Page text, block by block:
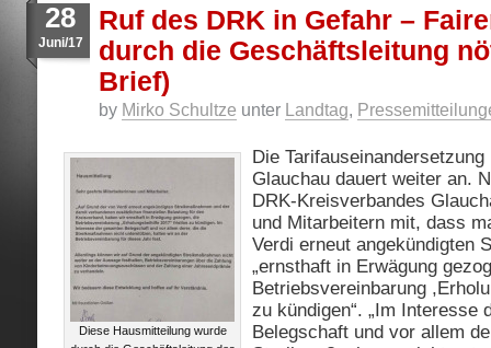
28
Juni/17
Ruf des DRK in Gefahr –
durch die Geschäftsleitung
Brief)
by Mirko Schultze unter Landtag,
Diese Hausmitteilung wurde
Die
Glauchau dauert weiter an.
DRK-Kreisverbandes
und Mitarbeitern mit, dass
Verdi erneut angekündigten
„ernsthaft in Erwägung
Betriebsvereinbarung
zu kündigen“. „Im Interesse
Belegschaft und vor allem